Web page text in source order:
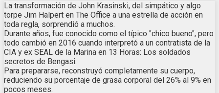
La transformación de John Krasinski, del simpático y algo
torpe Jim Halpert en The Office a una estrella de acción en
toda regla, sorprendió a muchos.
Durante años, fue conocido como el típico "chico bueno", pero
todo cambió en 2016 cuando interpretó a un contratista de la
CIA y ex SEAL de la Marina en 13 Horas: Los soldados
secretos de Bengasi.
Para prepararse, reconstruyó completamente su cuerpo,
reduciendo su porcentaje de grasa corporal del 26% al 9% en
pocos meses.